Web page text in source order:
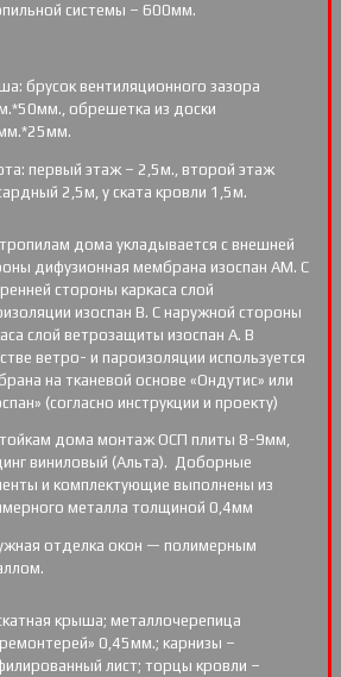
системы – 600мм.
брусок вентиляционного зазора
обрешетка из доски
первый этаж – 2,5м., второй этаж
2,5м, у ската кровли 1,5м.
дома укладывается с внешней
дифузионная мембрана изоспан АМ. С
стороны каркаса слой
изоспан В. С наружной стороны
слой ветрозащиты изоспан А. В
ветро- и пароизоляции используется
на тканевой основе «Ондутис» или
(согласно инструкции и проекту)
дома монтаж ОСП плиты 8-9мм,
виниловый (Альта). Доборные
и комплектующие выполнены из
металла толщиной 0,4мм
отделка окон — полимерным
крыша; металлочерепица
0,45мм.; карнизы –
лист; торцы кровли –